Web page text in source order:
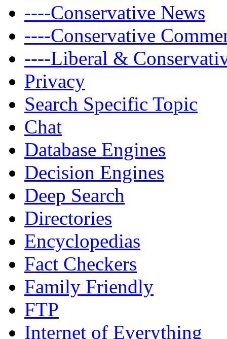
----Conservative News
----Conservative
----Liberal &
Privacy
Search Specific Topic
Chat
Database Engines
Decision Engines
Deep Search
Directories
Encyclopedias
Fact Checkers
Family Friendly
FTP
Internet of Everything